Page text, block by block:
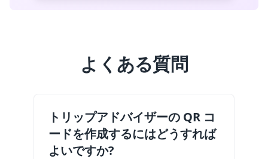
よくある質問
トリップアドバイザーの QR コ
ードを作成するにはどうすれば
よいですか?